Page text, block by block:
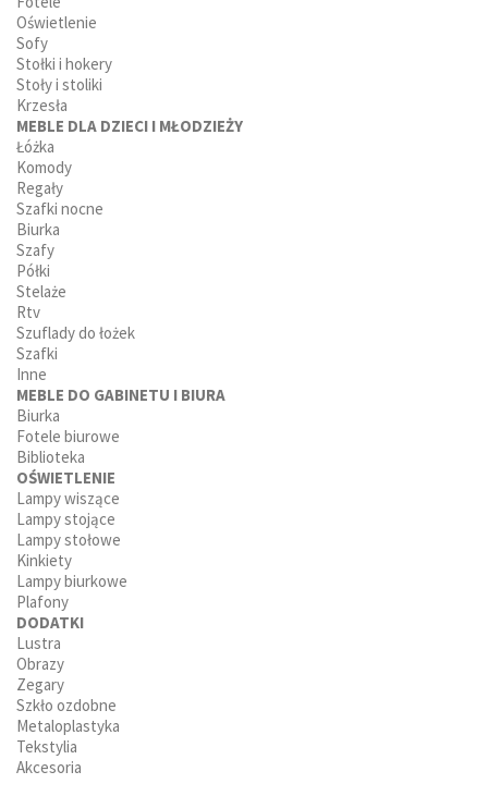
Oświetlenie
Sofy
Stołki i hokery
Stoły i stoliki
Krzesła
MEBLE DLA DZIECI I MŁODZIEŻY
Łóżka
Komody
Regały
Szafki nocne
Biurka
Szafy
Półki
Stelaże
Rtv
Szuflady do łożek
Szafki
Inne
MEBLE DO GABINETU I BIURA
Biurka
Fotele biurowe
Biblioteka
OŚWIETLENIE
Lampy wiszące
Lampy stojące
Lampy stołowe
Kinkiety
Lampy biurkowe
Plafony
DODATKI
Lustra
Obrazy
Zegary
Szkło ozdobne
Metaloplastyka
Tekstylia
Akcesoria